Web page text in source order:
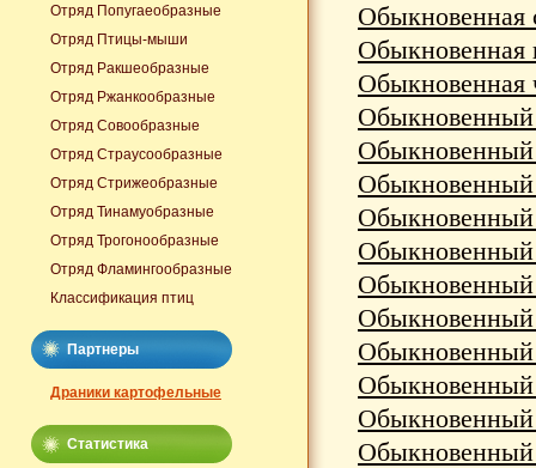
Обыкновенная
Обыкновенная
Обыкновенная
Обыкновенный
Обыкновенный
Обыкновенный
Обыкновенный
Обыкновенный
Обыкновенный
Обыкновенный
Обыкновенный
Обыкновенный
Отряд Попугаеобразные
Отряд Птицы-мыши
Отряд Ракшеобразные
Отряд Ржанкообразные
Отряд Совообразные
Отряд Страусообразные
Отряд Стрижеобразные
Отряд Тинамуобразные
Отряд Трогонообразные
Отряд Фламингообразные
Классификация птиц
Партнеры
Драники картофельные
Статистика